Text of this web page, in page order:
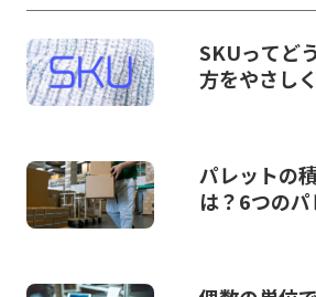
SKUってど
方をやさし
パレットの
は？6つの